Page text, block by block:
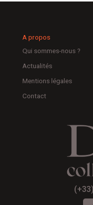
A propos
Qui sommes-nous ?
Actualités
Mentions légales
Contact